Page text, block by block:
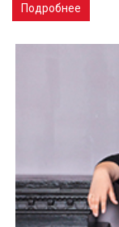
Подробнее